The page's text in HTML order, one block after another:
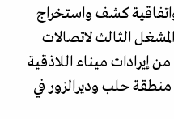
كشف واستخراج
و١٢ ومشروع المشغل الثالث لاتصالات
على ٣٠ بالمائة من إيرادات ميناء اللاذقية
حلب وديرالزور في